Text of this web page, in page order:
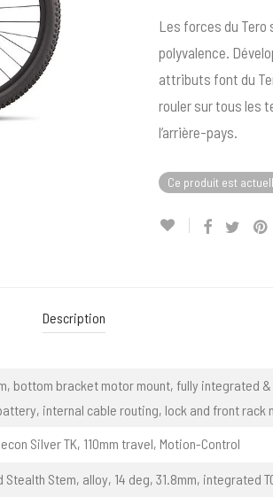
Les forces du Tero
polyvalence.
attributs font du
rouler sur tous les
l’arrière-pays.
Ce produit est
Description
bottom bracket motor mount, fully integrated
internal cable routing, lock and front rack
Silver TK, 110mm travel, Motion-Control
Stem, alloy, 14 deg, 31.8mm, integrated